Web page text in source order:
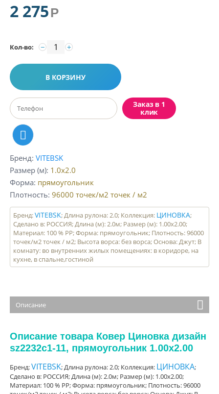
2 275Р
Кол-во: +
−
В КОРЗИНУ
Заказ в 1
клик
Бренд VITEBSK
Размер (м) 1.0x2.0
Форма прямоугольник
Плотность 96000 точек/м2 точек / м2
Бренд:VITEBSK; Длина рулона: 2.0; Коллекция: ЦИНОВКА;
Сделано в: РОССИЯ; Длина (м): 2.0м; Размер (м): 1.00x2.00;
Материал: 100 % PP; Форма: прямоугольник; Плотность: 96000
точек/м2 точек / м2; Высота ворса: без ворса; Основа: Джут; В
комнату: во внутренних жилых помещениях: в коридоре, на
кухне, в спальне,гостиной
Описание
Описание товара Ковер Циновка дизайн
sz2232c1-11, прямоугольник 1.00x2.00
Бренд:VITEBSK; Длина рулона: 2.0; Коллекция: ЦИНОВКА;
Сделано в: РОССИЯ; Длина (м): 2.0м; Размер (м): 1.00x2.00;
Материал: 100 % PP; Форма: прямоугольник; Плотность: 96000